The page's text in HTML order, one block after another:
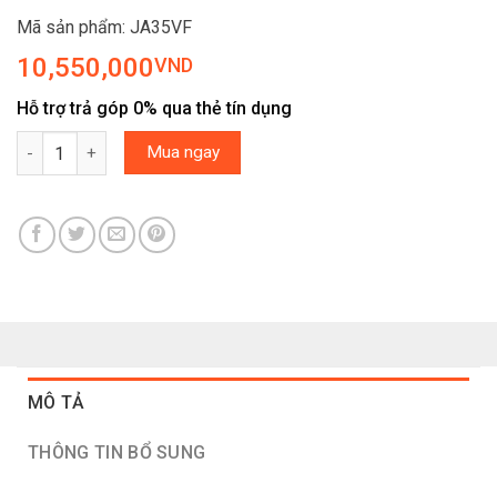
Mã sản phẩm: JA35VF
10,550,000VND
Hỗ trợ trả góp 0% qua thẻ tín dụng
Điều hòa Mitsubishi Electric 12.000 BTU inverter MSY/MUY-
Mua ngay
MÔ TẢ
THÔNG TIN BỔ SUNG